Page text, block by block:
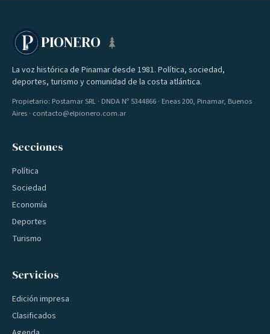
PIONERO
La voz histórica de Pinamar desde 1981. Política, sociedad,
deportes, turismo y comunidad de la costa atlántica.
Propietario: Postamar SRL · DNDA Nº 5344866 · Eneas 200, Pinamar, Buenos
Aires · contacto@elpionero.com.ar
Secciones
Política
Sociedad
Economía
Deportes
Turismo
Servicios
Edición impresa
Clasificados